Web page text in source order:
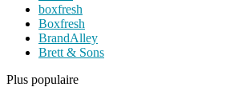
boxfresh
Boxfresh
BrandAlley
Brett & Sons
Plus populaire